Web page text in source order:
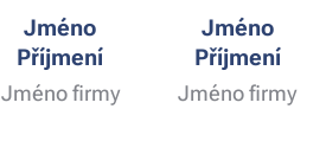
Jméno
Příjmení
Jméno firmy
Jméno
Příjmení
Jméno firmy